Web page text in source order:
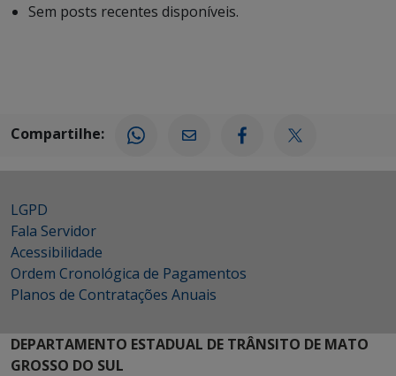
Sem posts recentes disponíveis.
Compartilhe:
LGPD
Fala Servidor
Acessibilidade
Ordem Cronológica de Pagamentos
Planos de Contratações Anuais
DEPARTAMENTO ESTADUAL DE TRÂNSITO DE MATO
GROSSO DO SUL